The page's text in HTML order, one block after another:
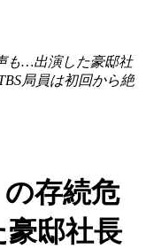
も…出演した豪邸社
局員は初回から絶
存続危
邸社長